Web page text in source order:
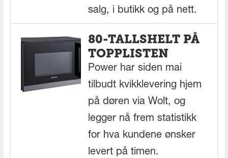
salg, i butikk og på nett.
80-TALLSHELT PÅ
TOPPLISTEN
Power har siden mai
tilbudt kvikklevering hjem
på døren via Wolt, og
legger nå frem statistikk
for hva kundene ønsker
levert på timen.